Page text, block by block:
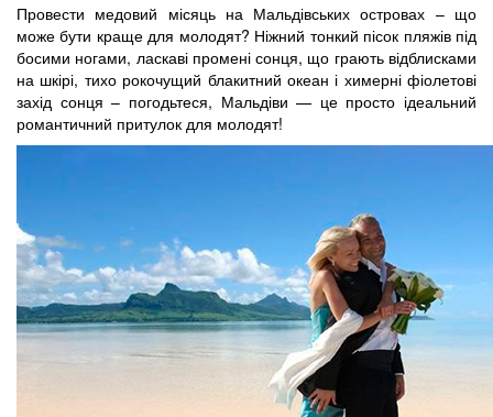
Провести медовий місяць на Мальдівських островах – що
може бути краще для молодят? Ніжний тонкий пісок пляжів під
босими ногами, ласкаві промені сонця, що грають відблисками
на шкірі, тихо рокочущий блакитний океан і химерні фіолетові
захід сонця – погодьтеся, Мальдіви — це просто ідеальний
романтичний притулок для молодят!